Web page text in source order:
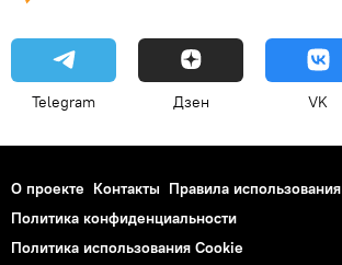
Telegram Дзен VK
О проекте Контакты Правила использования
Политика конфиденциальности
Политика использования Cookie